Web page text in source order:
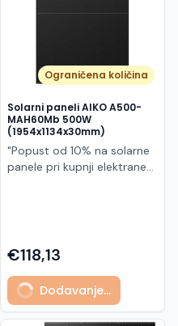
Ograničena količina
Solarni paneli AIKO A500-
MAH60Mb 500W
(1954x1134x30mm)
"Popust od 10% na solarne
panele pri kupnji elektrane
500 W iz Neostar 2S serije,
baziran na naprednoj N-
type ABC (All Back Contact)
tehnologiji. Ovaj panel je
namijenjen za moderne
€118,13
Dodavanje...